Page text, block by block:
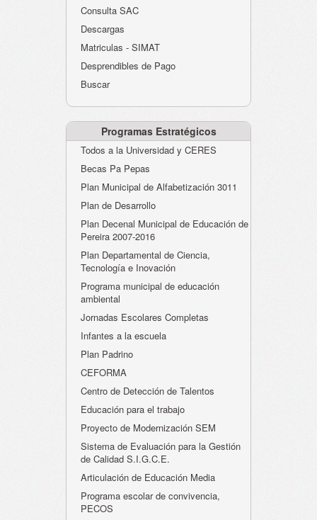
Instituciones Educativas
Despacho Secretaría
Evaluación desempeño
Humano-Cesantías
Consulta SAC
Descargas
Matriculas - SIMAT
Desprendibles de Pago
Buscar
Programas Estratégicos
Todos a la Universidad y CERES
Becas Pa Pepas
Plan Municipal de Alfabetización 3011
Plan de Desarrollo
Plan Decenal Municipal de Educación de
Pereira 2007-2016
Plan Departamental de Ciencia,
Tecnología e Inovación
Programa municipal de educación
ambiental
Jornadas Escolares Completas
Infantes a la escuela
Plan Padrino
CEFORMA
Centro de Detección de Talentos
Educación para el trabajo
Proyecto de Modernización SEM
Sistema de Evaluación para la Gestión
de Calidad S.I.G.C.E.
Articulación de Educación Media
Programa escolar de convivencia,
PECOS